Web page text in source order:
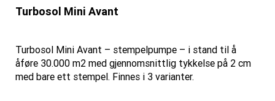
Turbosol Mini Avant
Turbosol Mini Avant – stempelpumpe – i stand til å
åføre 30.000 m2 med gjennomsnittlig tykkelse på 2 cm
med bare ett stempel. Finnes i 3 varianter.